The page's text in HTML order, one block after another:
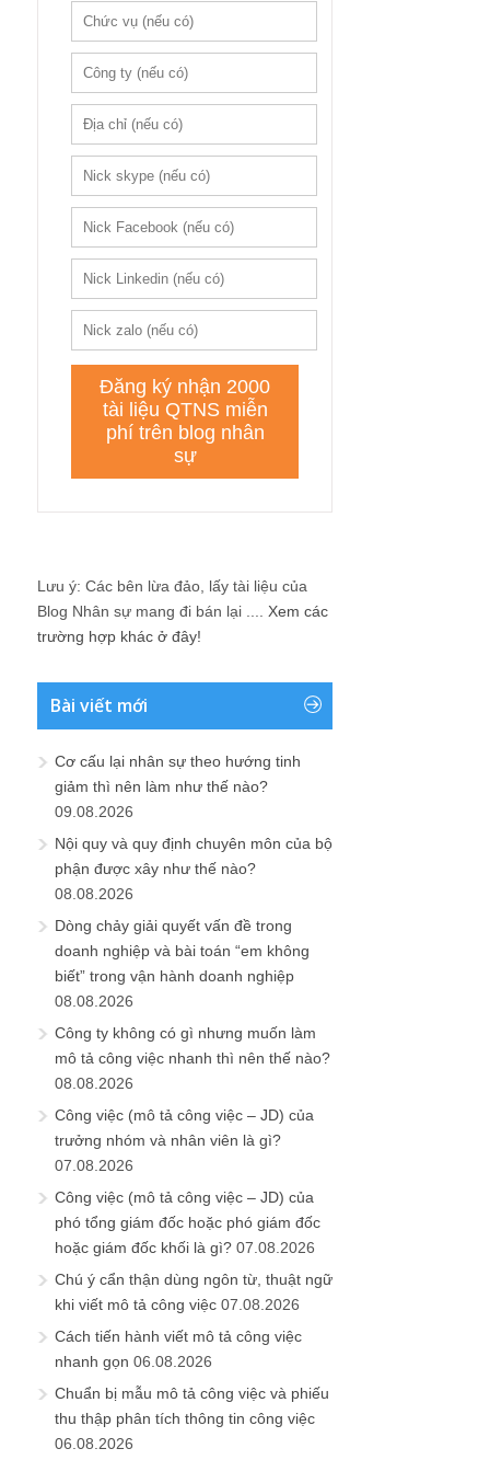
Lưu ý: Các bên lừa đảo, lấy tài liệu của
Blog Nhân sự mang đi bán lại .... Xem các
trường hợp khác ở đây!
Bài viết mới
Cơ cấu lại nhân sự theo hướng tinh
giảm thì nên làm như thế nào?
09.08.2026
Nội quy và quy định chuyên môn của bộ
phận được xây như thế nào?
08.08.2026
Dòng chảy giải quyết vấn đề trong
doanh nghiệp và bài toán “em không
biết” trong vận hành doanh nghiệp
08.08.2026
Công ty không có gì nhưng muốn làm
mô tả công việc nhanh thì nên thế nào?
08.08.2026
Công việc (mô tả công việc – JD) của
trưởng nhóm và nhân viên là gì?
07.08.2026
Công việc (mô tả công việc – JD) của
phó tổng giám đốc hoặc phó giám đốc
hoặc giám đốc khối là gì? 07.08.2026
Chú ý cẩn thận dùng ngôn từ, thuật ngữ
khi viết mô tả công việc 07.08.2026
Cách tiến hành viết mô tả công việc
nhanh gọn 06.08.2026
Chuẩn bị mẫu mô tả công việc và phiếu
thu thập phân tích thông tin công việc
06.08.2026